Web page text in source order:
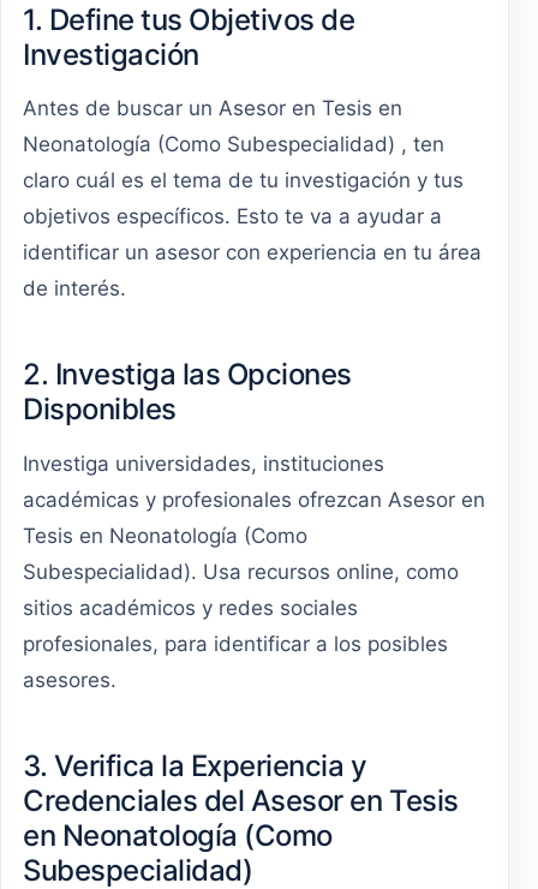
1. Define tus Objetivos de
Investigación
Antes de buscar un Asesor en Tesis en
Neonatología (Como Subespecialidad) , ten
claro cuál es el tema de tu investigación y tus
objetivos específicos. Esto te va a ayudar a
identificar un asesor con experiencia en tu área
de interés.
2. Investiga las Opciones
Disponibles
Investiga universidades, instituciones
académicas y profesionales ofrezcan Asesor en
Tesis en Neonatología (Como
Subespecialidad). Usa recursos online, como
sitios académicos y redes sociales
profesionales, para identificar a los posibles
asesores.
3. Verifica la Experiencia y
Credenciales del Asesor en Tesis
en Neonatología (Como
Subespecialidad)